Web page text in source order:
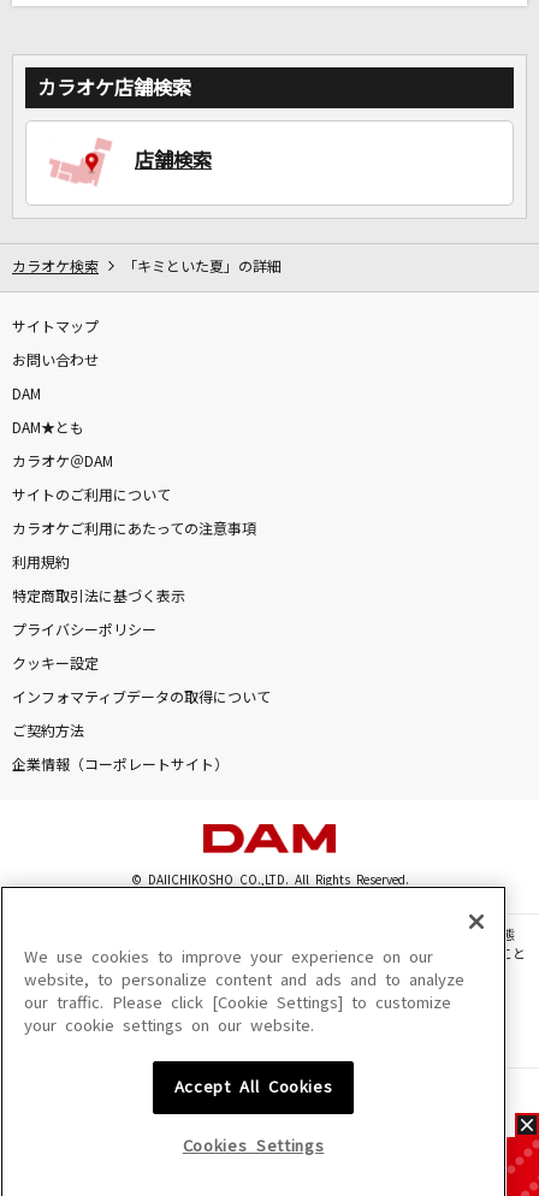
カラオケをもっと楽しもう！
カラオケ店舗検索
店舗検索
カラオケ検索 「キミといた夏」の詳細
サイトマップ
お問い合わせ
DAM
DAM★とも
カラオケ＠DAM
サイトのご利用について
カラオケご利用にあたっての注意事項
利用規約
特定商取引法に基づく表示
プライバシーポリシー
クッキー設定
インフォマティブデータの取得について
ご契約方法
企業情報（コーポレートサイト）
© DAIICHIKOSHO CO.,LTD. All Rights Reserved.
このサイトに掲載されている一切の文章・画像・写真・動画・音声等を、手段や形態
を問わず、著作権法の定める範囲を超えて無断で複製、転載、ファイル化などすること
を禁じます。
楽曲及びコンテンツは、機種によりご利用いただけない場合があります。
楽曲及びコンテンツの配信日、配信内容が変更になる場合があります。
We use cookies to improve your experience on our
website, to personalize content and ads and to analyze
our traffic. Please click [Cookie Settings] to customize
your cookie settings on our website.
Accept All Cookies
Cookies Settings